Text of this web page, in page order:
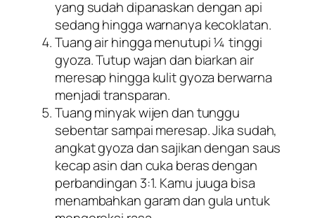
yang sudah dipanaskan dengan api
sedang hingga warnanya kecoklatan.
Tuang air hingga menutupi ¼ tinggi
gyoza. Tutup wajan dan biarkan air
meresap hingga kulit gyoza berwarna
menjadi transparan.
Tuang minyak wijen dan tunggu
sebentar sampai meresap. Jika sudah,
angkat gyoza dan sajikan dengan saus
kecap asin dan cuka beras dengan
perbandingan 3:1. Kamu juuga bisa
menambahkan garam dan gula untuk